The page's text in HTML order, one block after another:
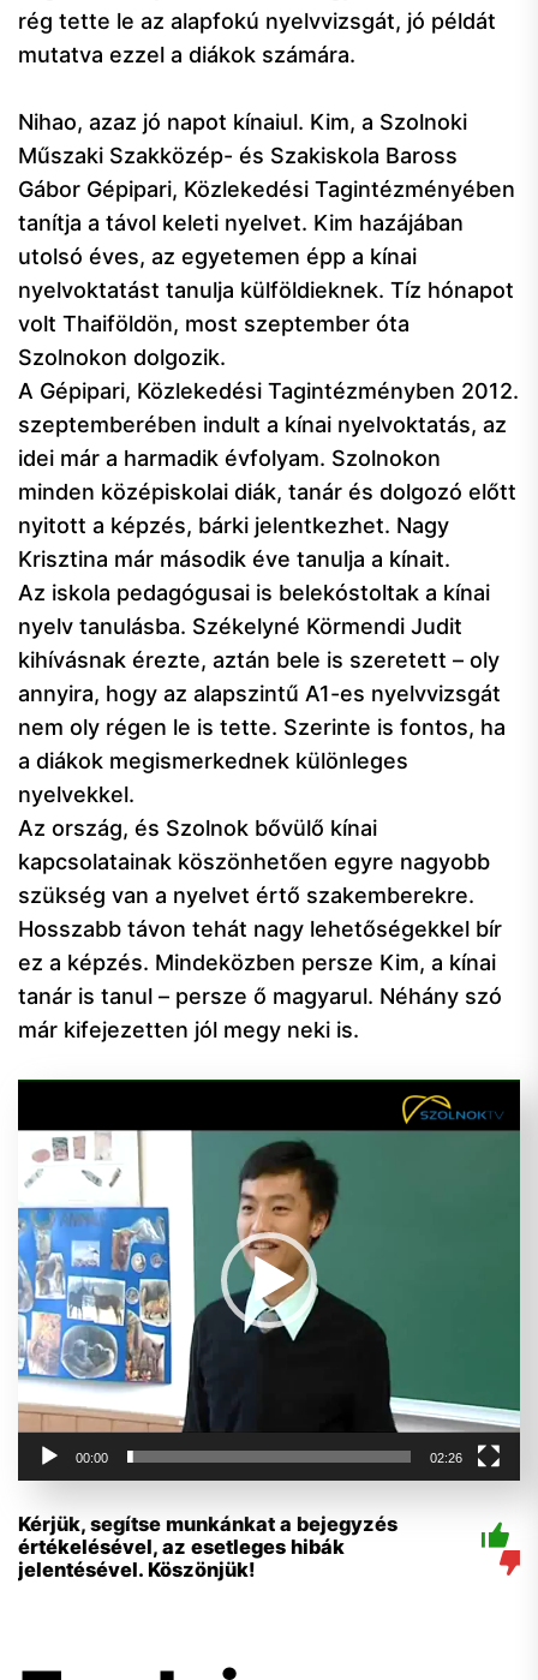
rég tette le az alapfokú nyelvvizsgát, jó példát
mutatva ezzel a diákok számára.
Nihao, azaz jó napot kínaiul. Kim, a Szolnoki
Műszaki Szakközép- és Szakiskola Baross
Gábor Gépipari, Közlekedési Tagintézményében
tanítja a távol keleti nyelvet. Kim hazájában
utolsó éves, az egyetemen épp a kínai
nyelvoktatást tanulja külföldieknek. Tíz hónapot
volt Thaiföldön, most szeptember óta
Szolnokon dolgozik.
A Gépipari, Közlekedési Tagintézményben 2012.
szeptemberében indult a kínai nyelvoktatás, az
idei már a harmadik évfolyam. Szolnokon
minden középiskolai diák, tanár és dolgozó előtt
nyitott a képzés, bárki jelentkezhet. Nagy
Krisztina már második éve tanulja a kínait.
Az iskola pedagógusai is belekóstoltak a kínai
nyelv tanulásba. Székelyné Körmendi Judit
kihívásnak érezte, aztán bele is szeretett – oly
annyira, hogy az alapszintű A1-es nyelvvizsgát
nem oly régen le is tette. Szerinte is fontos, ha
a diákok megismerkednek különleges
nyelvekkel.
Az ország, és Szolnok bővülő kínai
kapcsolatainak köszönhetően egyre nagyobb
szükség van a nyelvet értő szakemberekre.
Hosszabb távon tehát nagy lehetőségekkel bír
ez a képzés. Mindeközben persze Kim, a kínai
tanár is tanul – persze ő magyarul. Néhány szó
már kifejezetten jól megy neki is.
00:00 02:26
Kérjük, segítse munkánkat a bejegyzés
értékelésével, az esetleges hibák
jelentésével. Köszönjük!